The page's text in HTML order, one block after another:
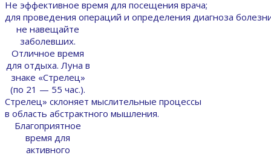
Не эффективное время для посещения врача;
для проведения операций и определения диагноза
не навещайте
заболевших.
Отличное время
для отдыха. Луна в
знаке «Стрелец»
(по 21 — 55 час.).
Стрелец» склоняет мыслительные процессы
в область абстрактного мышления.
Благоприятное
время для
активного